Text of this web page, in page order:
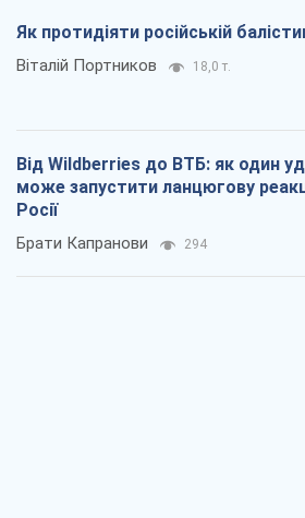
Як протидіяти російській
Віталій Портников 18,0 т.
Від Wildberries до ВТБ: як один
може запустити ланцюгову
Росії
Брати Капранови 294